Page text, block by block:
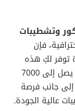
وتشطيبات
فإن
توفر لكِ هذه
الفرصة المميزة. تقدم الشركة راتبًا مجزيًا يصل إلى 7000
إلى جانب فرصة
عالية الجودة.